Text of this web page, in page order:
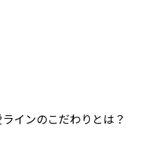
インのこだわりとは？